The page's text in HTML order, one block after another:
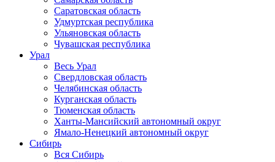
Саратовская область
Удмуртская республика
Ульяновская область
Чувашская республика
Урал
Весь Урал
Свердловская область
Челябинская область
Курганская область
Тюменская область
Ханты-Мансийский автономный округ
Ямало-Ненецкий автономный округ
Сибирь
Вся Сибирь